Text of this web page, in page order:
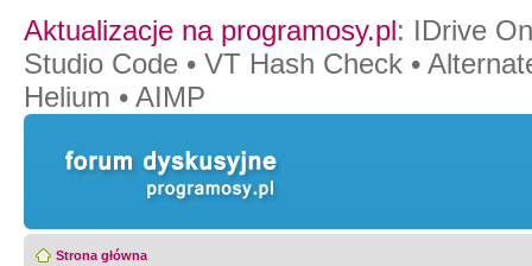
Aktualizacje na programosy.pl: IDrive
Studio Code • VT Hash Check •
Helium • AIMP
Strona główna